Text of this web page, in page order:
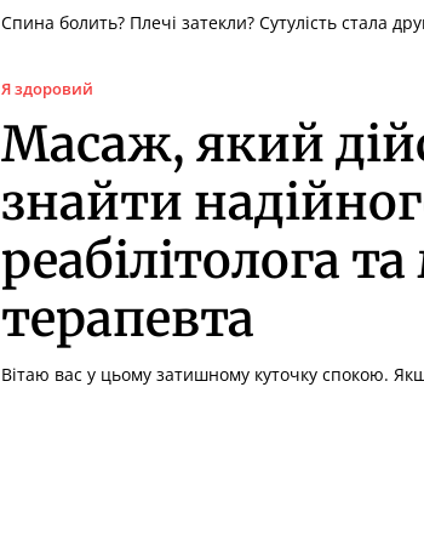
Спина болить? Плечі затекли? Сутулість стала
Я здоровий
Масаж, який
знайти
реабілітолога
терапевта
Вітаю вас у цьому затишному куточку спокою.